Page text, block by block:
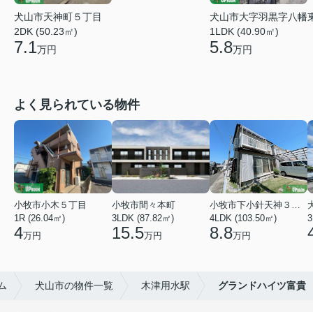
犬山市天神町５丁目
2DK (50.23㎡)
7.1万円
犬山市大字羽黒字八幡
1LDK (40.90㎡)
5.8万円
よく見られている物件
小牧市小木５丁目
1R (26.04㎡)
4万円
小牧市間々本町
3LDK (87.82㎡)
15.5万円
小牧市下小針天神３丁目
4LDK (103.50㎡)
8.8万円
犬山市の物件一覧 木津用水駅 グランドハイツ富貴